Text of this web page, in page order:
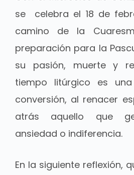
se celebra el 18 de
camino de la
preparación para la
su pasión, muerte y
tiempo litúrgico es
conversión, al renacer
atrás aquello que
ansiedad o indiferencia.
En la siguiente reflexión,